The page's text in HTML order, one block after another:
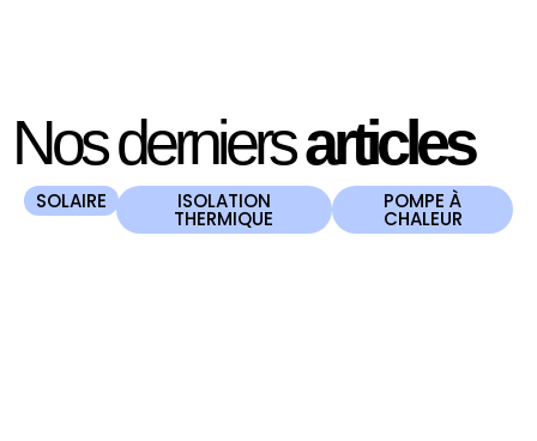
Nos derniersarticles
SOLAIRE ISOLATION
THERMIQUE
POMPE À
CHALEUR